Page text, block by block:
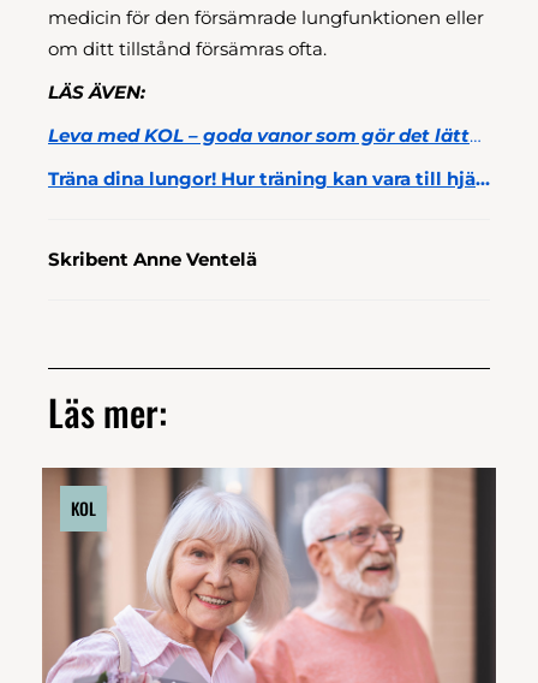
medicin för den försämrade lungfunktionen eller
om ditt tillstånd försämras ofta.
LÄS ÄVEN:
Leva med KOL – goda vanor som gör det lättare att andas
Träna dina lungor! Hur träning kan vara till hjälp vid KOL
Skribent Anne Ventelä
Läs mer:
KOL